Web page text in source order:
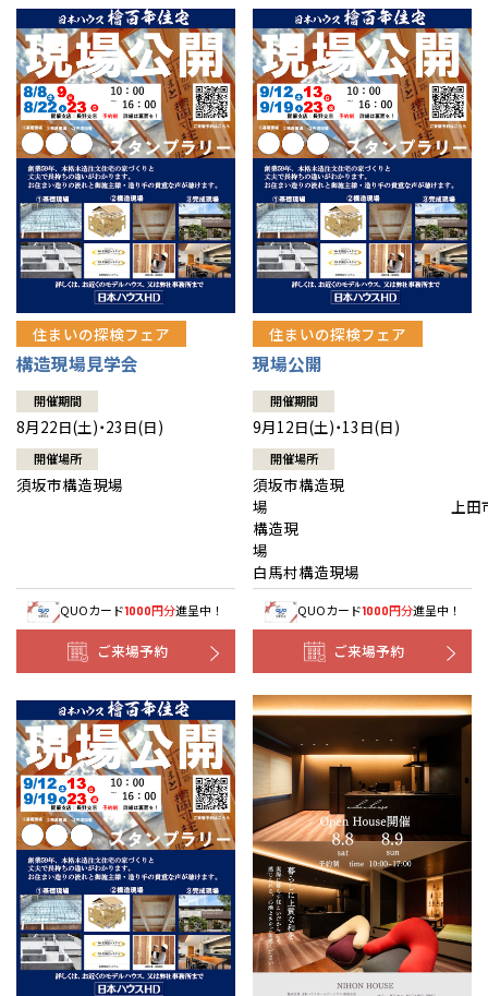
住まいの探検フェア
構造現場見学会
開催期間
8月22日(土)・23日(日)
開催場所
須坂市構造現場
QUOカード1000円分進呈中！
ご来場予約
住まいの探検フェア
現場公開
開催期間
9月12日(土)・13日(日)
開催場所
須坂市構造現
場 上田
構造現
白馬村構造現場
QUOカード1000円分進呈中！
ご来場予約